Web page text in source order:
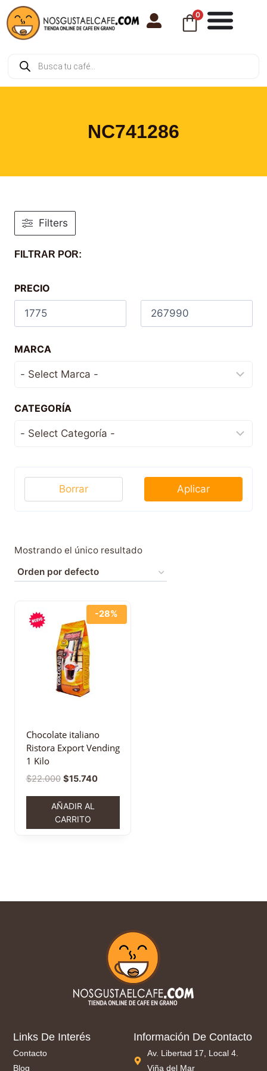
0
NC741286
Mostrando el único resultado
-28%
Chocolate italiano
Ristora Export Vending
1 Kilo
$22.000 $15.740
AÑADIR AL
CARRITO
Filters
FILTRAR POR:
PRECIO
MARCA
CATEGORÍA
Aplicar
Borrar
Links De Interés
Contacto
Blog
Información De Contacto
Av. Libertad 17, Local 4.
Viña del Mar